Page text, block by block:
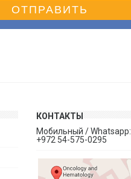
ОТПРАВИТЬ
КОНТАКТЫ
Мобильный / Whatsapp:
+972 54-575-0295